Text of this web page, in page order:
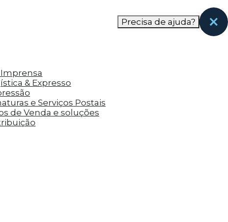
nas páginas que eles visitaram antes e analisar a
Precisa de ajuda?
& Expresso
e Serviços Postais
de Venda e soluções